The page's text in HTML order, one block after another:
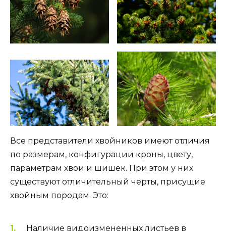
Все представители хвойников имеют отличия
по размерам, конфигурации кроны, цвету,
параметрам хвои и шишек. При этом у них
существуют отличительный черты, присущие
хвойным породам. Это:
Наличие видоизмененных листьев в